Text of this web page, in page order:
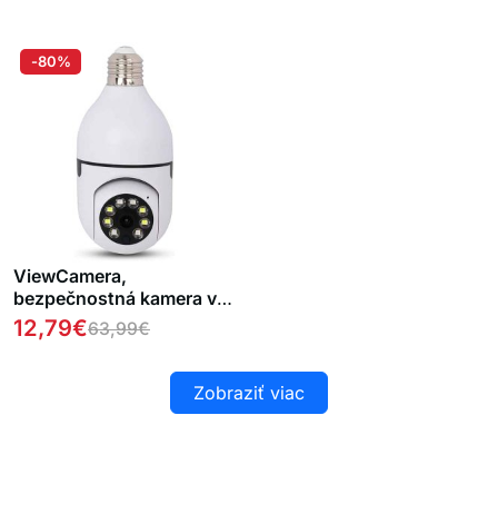
ViewCamera,
bezpečnostná kamera v
tvare žiarovky
12,79€63,99€
-80%
Zobraziť viac